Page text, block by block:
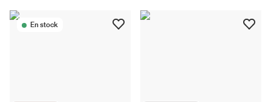
En stock